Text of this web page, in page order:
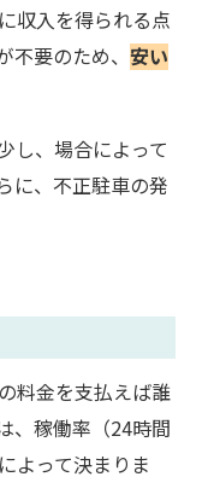
収入を得られる点
不要のため、安い
し、場合によって
に、不正駐車の発
料金を支払えば誰
、稼働率（24時間
よって決まりま